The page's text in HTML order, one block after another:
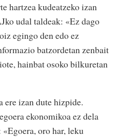
hartzea kudeatzeko izan
udal taldeak: «Ez dago
egingo den edo ez
batzordetan zenbait
hainbat osoko bilkuretan
ere izan dute hizpide.
ekonomikoa ez dela
oro har, leku